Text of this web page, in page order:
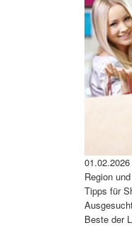
Region
Tipps für
Beste der